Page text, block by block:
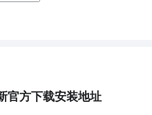
》《开罗游戏》系列等
”“轻度策略+可爱画
官方下载安装地址